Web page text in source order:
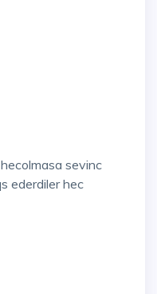
sevinc
ederdiler hec